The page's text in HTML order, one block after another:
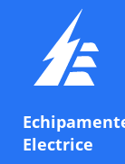
Electrice